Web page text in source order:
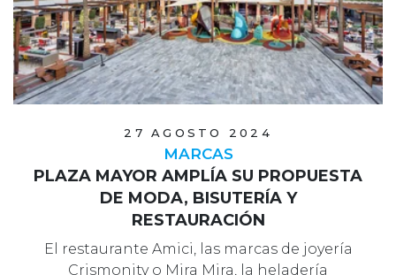
27 AGOSTO 2024
MARCAS
PLAZA MAYOR AMPLÍA SU PROPUESTA
DE MODA, BISUTERÍA Y
RESTAURACIÓN
El restaurante Amici, las marcas de joyería
Crismonity o Mira Mira, la heladería